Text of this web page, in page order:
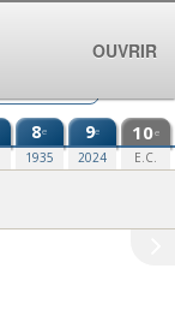
8e
1935
9e
2024
10e
E.C.
OUVRIR